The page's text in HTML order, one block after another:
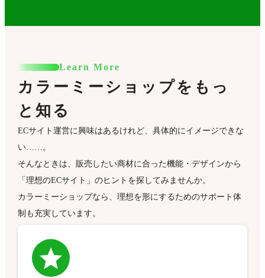
Learn More
カラーミーショップをもっ
と知る
ECサイト運営に興味はあるけれど、具体的にイメージできな
い……。
そんなときは、販売したい商材に合った機能・デザインから
「理想のECサイト」のヒントを探してみませんか。
カラーミーショップなら、理想を形にするためのサポート体
制も充実しています。